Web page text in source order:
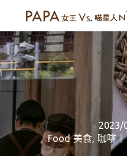
2023/
Food 美食, 咖啡